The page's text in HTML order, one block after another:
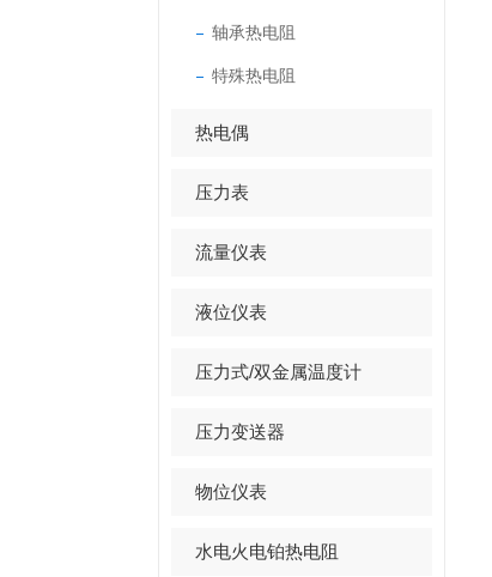
轴承热电阻
特殊热电阻
热电偶
压力表
流量仪表
液位仪表
压力式/双金属温度计
压力变送器
物位仪表
水电火电铂热电阻